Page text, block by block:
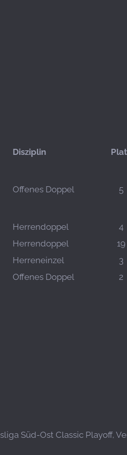
Disziplin
Offenes Doppel 5
Herrendoppel 4
Herrendoppel 19
Herreneinzel 3
Offenes Doppel 2
Süd-Ost Classic Playoff,